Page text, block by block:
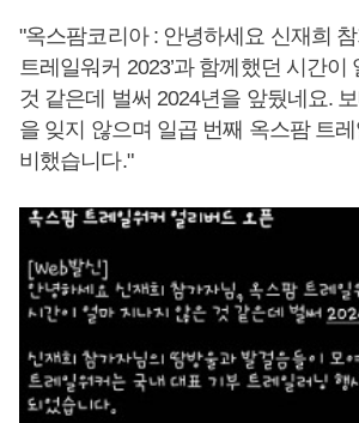
"옥스팜코리아 : 안녕하세요 신재희 참
트레일워커 2023’과 함께했던 시간이
것 같은데 벌써 2024년을 앞뒀네요.
을 잊지 않으며 일곱 번째 옥스팜 트
비했습니다."